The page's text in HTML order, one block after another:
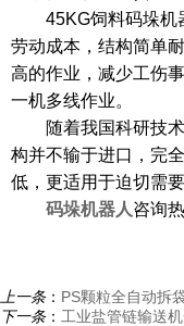
45KG饲料码垛机
劳动成本，结构简单
高的作业，减少工伤
一机多线作业。
随着我国科研技
构并不输于进口，完
低，更适用于迫切需
码垛机器人咨询
上一条： PS颗粒全自动拆
下一条： 工业盐管链输送